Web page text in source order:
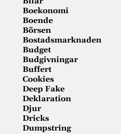
Boekonomi
Boende
Börsen
Bostadsmarknaden
Budget
Budgivningar
Buffert
Cookies
Deep Fake
Deklaration
Djur
Dricks
Dumpstring